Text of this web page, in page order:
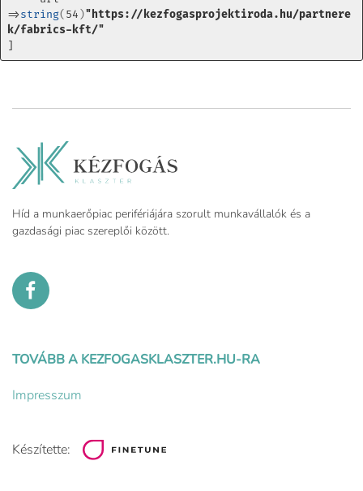
=>string( 54 )"https://kezfogasprojektiroda.hu/partnere
k/fabrics-kft/"
]
Híd a munkaerőpiac perifériájára szorult munkavállalók és a
gazdasági piac szereplői között.
TOVÁBB A KEZFOGASKLASZTER.HU-RA
Impresszum
Készítette: